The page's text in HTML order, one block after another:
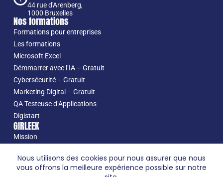
Nous utilisons des cookies pour nous assurer que nous
vous offrons la meilleure expérience possible sur notre
Nos formations
Formations pour entreprises
Les formations
Microsoft Excel
Démmarrer avec l’IA – Gratuit
Cybersécurité – Gratuit
Marketing Digital – Gratuit
QA Testeuse d’Applications
Digistart
GIRLEEK
Mission
À propos
Jérémy Ruiz
44 rue d'Arenberg,
1000 Bruxelles